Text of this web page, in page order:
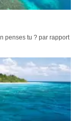
penses tu ? par rapport